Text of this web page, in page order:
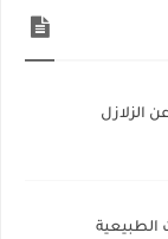
الطبيعية